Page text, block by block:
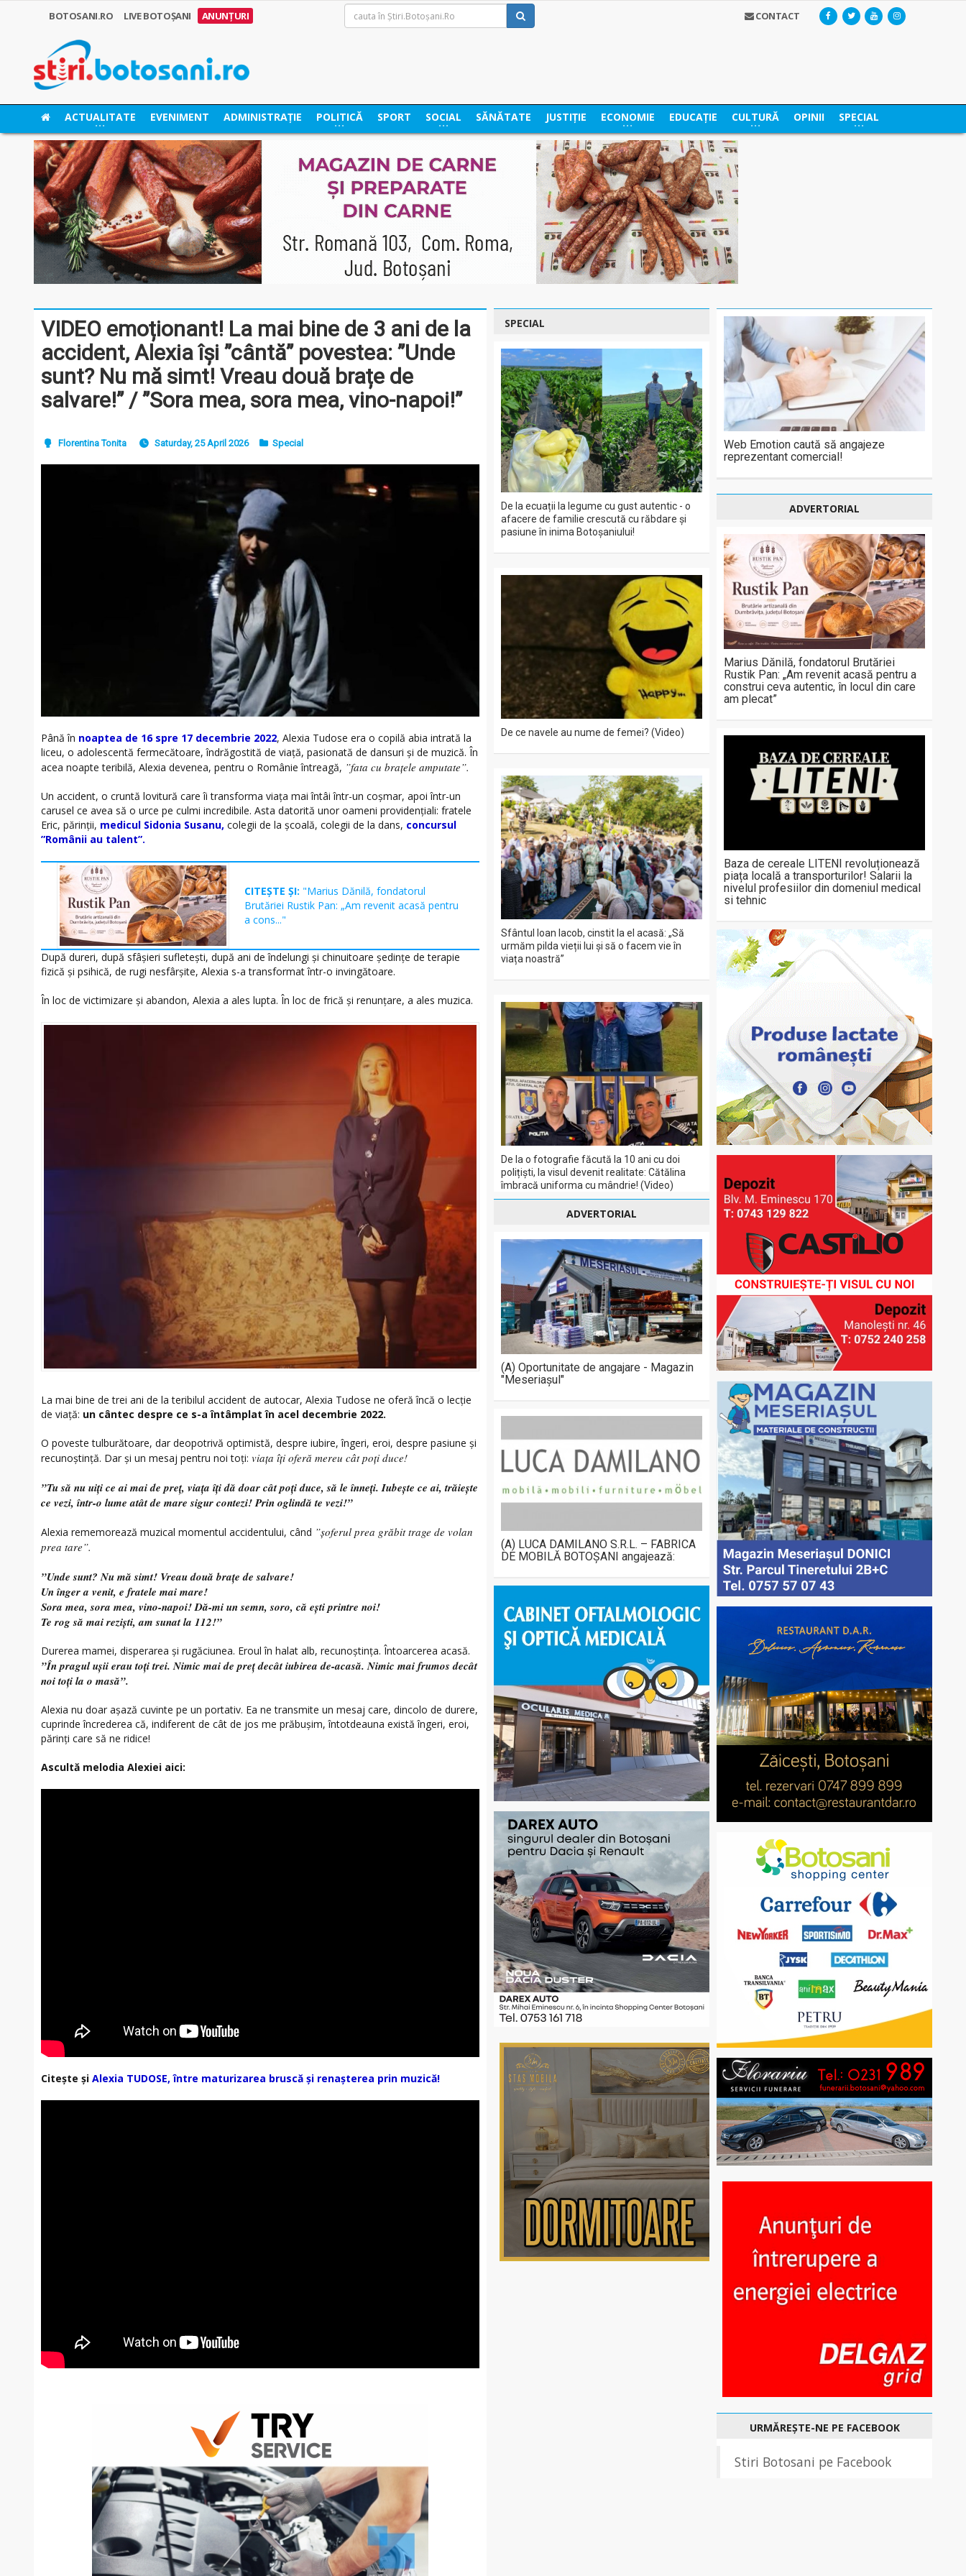
BOTOSANI.RO LIVE BOTOȘANI ANUNȚURI CONTACT
ACTUALITATE EVENIMENT ADMINISTRAȚIE POLITICĂ SPORT SOCIAL SĂNĂTATE JUSTIȚIE ECONOMIE EDUCAȚIE CULTURĂ OPINII SPECIAL
VIDEO emoționant! La mai bine de 3 ani de la
accident, Alexia își ”cântă” povestea: ”Unde
sunt? Nu mă simt! Vreau două brațe de
salvare!” / ”Sora mea, sora mea, vino-napoi!”
Florentina Tonita Saturday, 25 April 2026 Special
Până în noaptea de 16 spre 17 decembrie 2022, Alexia Tudose era o copilă abia intrată la
liceu, o adolescentă fermecătoare, îndrăgostită de viață, pasionată de dansuri și de muzică. În
acea noapte teribilă, Alexia devenea, pentru o Românie întreagă, ”fata cu brațele amputate”.
Un accident, o cruntă lovitură care îi transforma viața mai întâi într-un coșmar, apoi într-un
carusel ce avea să o urce pe culmi incredibile. Asta datorită unor oameni providențiali: fratele
Eric, părinții, medicul Sidonia Susanu, colegii de la școală, colegii de la dans, concursul
”Românii au talent”.
CITEȘTE ȘI: "Marius Dănilă, fondatorul
Brutăriei Rustik Pan: „Am revenit acasă pentru
a cons..."
După dureri, după sfâșieri sufletești, după ani de îndelungi și chinuitoare ședințe de terapie
fizică și psihică, de rugi nesfârșite, Alexia s-a transformat într-o invingătoare.
În loc de victimizare și abandon, Alexia a ales lupta. În loc de frică și renunțare, a ales muzica.
La mai bine de trei ani de la teribilul accident de autocar, Alexia Tudose ne oferă încă o lecție
de viață: un cântec despre ce s-a întâmplat în acel decembrie 2022.
O poveste tulburătoare, dar deopotrivă optimistă, despre iubire, îngeri, eroi, despre pasiune și
recunoștință. Dar și un mesaj pentru noi toți: viața îți oferă mereu cât poți duce!
”Tu să nu uiți ce ai mai de preț, viața îți dă doar cât poți duce, să le înneți. Iubește ce ai, trăiește
ce vezi, într-o lume atât de mare sigur contezi! Prin oglindă te vezi!”
Alexia rememorează muzical momentul accidentului, când ”șoferul prea grăbit trage de volan
prea tare”.
”Unde sunt? Nu mă simt! Vreau două brațe de salvare!
Un înger a venit, e fratele mai mare!
Sora mea, sora mea, vino-napoi! Dă-mi un semn, soro, că ești printre noi!
Te rog să mai reziști, am sunat la 112!”
Durerea mamei, disperarea și rugăciunea. Eroul în halat alb, recunoștința. Întoarcerea acasă.
”În pragul ușii erau toți trei. Nimic mai de preț decât iubirea de-acasă. Nimic mai frumos decât
noi toți la o masă”.
Alexia nu doar așază cuvinte pe un portativ. Ea ne transmite un mesaj care, dincolo de durere,
cuprinde încrederea că, indiferent de cât de jos me prăbușim, întotdeauna există îngeri, eroi,
părinți care să ne ridice!
Ascultă melodia Alexiei aici:
Citește și Alexia TUDOSE, între maturizarea bruscă și renașterea prin muzică!
SPECIAL
De la ecuații la legume cu gust autentic - o
afacere de familie crescută cu răbdare și
pasiune în inima Botoșaniului!
De ce navele au nume de femei? (Video)
Sfântul Ioan Iacob, cinstit la el acasă: „Să
urmăm pilda vieții lui și să o facem vie în
viața noastră”
De la o fotografie făcută la 10 ani cu doi
polițiști, la visul devenit realitate: Cătălina
îmbracă uniforma cu mândrie! (Video)
ADVERTORIAL
(A) Oportunitate de angajare - Magazin
"Meseriașul"
(A) LUCA DAMILANO S.R.L. – FABRICA
DE MOBILĂ BOTOȘANI angajează:
Web Emotion caută să angajeze
reprezentant comercial!
ADVERTORIAL
Marius Dănilă, fondatorul Brutăriei
Rustik Pan: „Am revenit acasă pentru a
construi ceva autentic, în locul din care
am plecat”
Baza de cereale LITENI revoluționează
piața locală a transporturilor! Salarii la
nivelul profesiilor din domeniul medical
si tehnic
URMĂREȘTE-NE PE FACEBOOK
Stiri Botosani pe Facebook